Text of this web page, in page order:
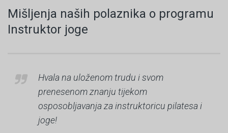
Mišljenja naših polaznika o programu
Instruktor joge
Hvala na uloženom trudu i svom
prenesenom znanju tijekom
osposobljavanja za instruktoricu pilatesa i
joge!